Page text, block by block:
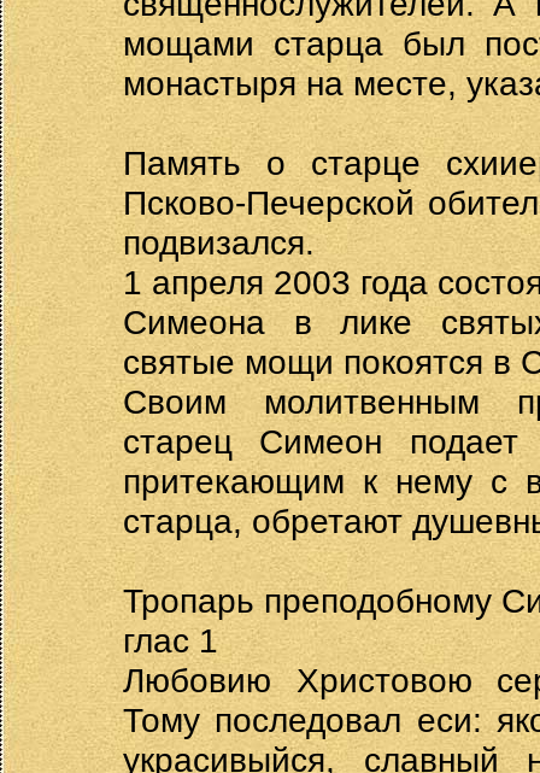
мощами старца был
монастыря на месте,
Память о старце
Псково-Печерской
подвизался.
1 апреля 2003 года
Симеона в лике
святые мощи покоятся в
Cвоим молитвенным
старец Симеон
притекающим к нему с
старца, обретают
Тропарь преподобному
глас 1
Любовию Христовою
Тому последовал еси:
украсивыйся, славный